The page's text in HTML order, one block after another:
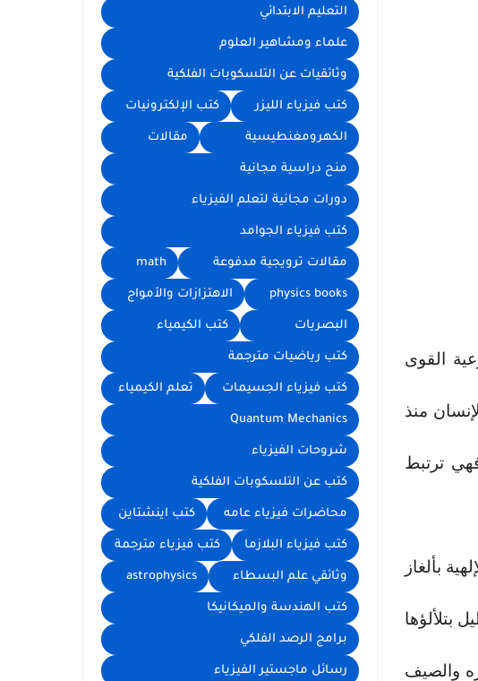
القوى
منذ
ترتبط
بألغاز
بتلألؤها
والصيف
التعليم الابتدائي
علماء ومشاهير العلوم
وثائقيات عن التلسكوبات الفلكية
كتب فيزياء الليزر كتب الإلكترونيات
الكهرومغنطيسية مقالات
منح دراسية مجانية
دورات مجانية لتعلم الفيزياء
كتب فيزياء الجوامد
مقالات ترويجية مدفوعة math
physics books الاهتزازات والأمواج
البصريات كتب الكيمياء
كتب رياضيات مترجمة
كتب فيزياء الجسيمات تعلم الكيمياء
Quantum Mechanics
شروحات الفيزياء
كتب عن التلسكوبات الفلكية
محاضرات فيزياء عامه كتب اينشتاين
كتب فيزياء البلازما كتب فيزياء مترجمة
وثائقي علم البسطاء astrophysics
كتب الهندسة والميكانيكا
برامج الرصد الفلكي
رسائل ماجستير الفيزياء